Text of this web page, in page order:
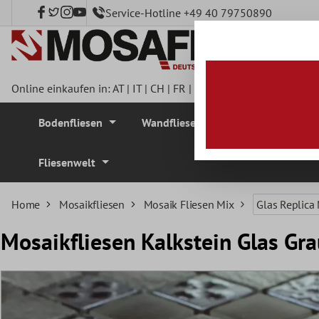
springen Service-Hotline +49 40 79750890
Online einkaufen in:AT| IT| CH | FR |
Bodenfliesen Wandfliesen
Fliesenwelt
Home Mosaikfliesen Mosaik Fliesen Mix Glas Replica
Mosaikfliesen Kalkstein Glas